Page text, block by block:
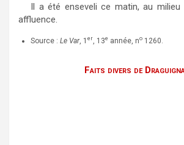
Il a été enseveli ce matin, au milieu
affluence.
Source : Le Var, 1 er , 13e année, no 1260.
Faits divers de